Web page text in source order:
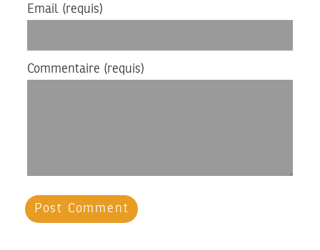
Email (requis)
Commentaire (requis)